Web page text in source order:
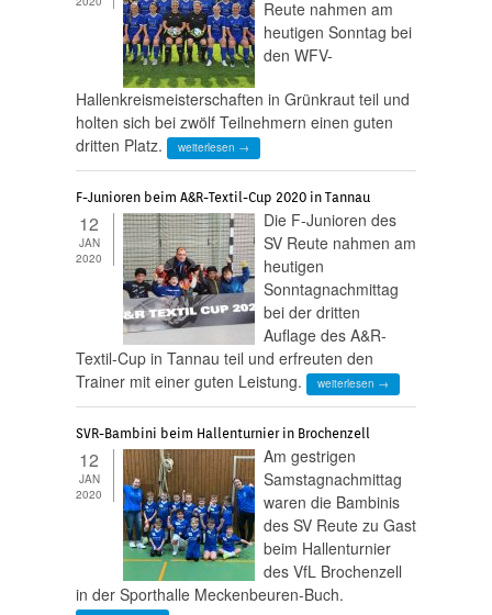
Reute nahmen am
heutigen Sonntag bei
den WFV-
Hallenkreismeisterschaften in Grünkraut teil und
holten sich bei zwölf Teilnehmern einen guten
dritten Platz.
weiterlesen →
F-Junioren beim A&R-Textil-Cup 2020 in Tannau
12
JAN
2020
Die F-Junioren des
SV Reute nahmen am
heutigen
Sonntagnachmittag
bei der dritten
Auflage des A&R-
Textil-Cup in Tannau teil und erfreuten den
Trainer mit einer guten Leistung.
weiterlesen →
SVR-Bambini beim Hallenturnier in Brochenzell
12
JAN
2020
Am gestrigen
Samstagnachmittag
waren die Bambinis
des SV Reute zu Gast
beim Hallenturnier
des VfL Brochenzell
in der Sporthalle Meckenbeuren-Buch.